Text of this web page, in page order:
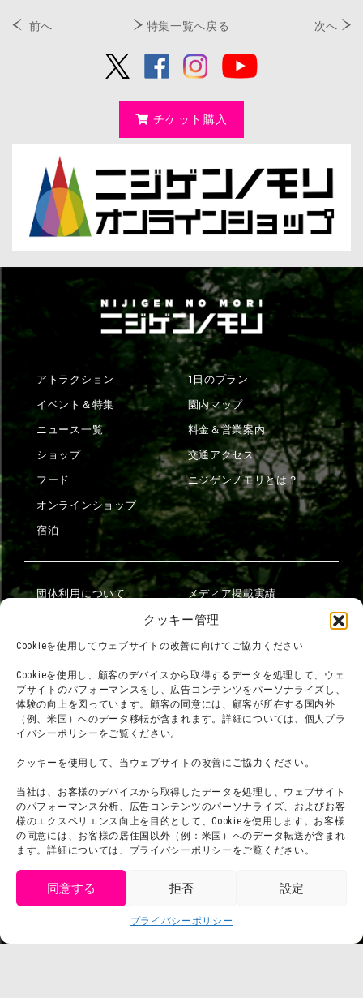
クッキー管理
Cookieを使用してウェブサイトの改善に向けてご協力ください
Cookieを使用し、顧客のデバイスから取得するデータを処理して、ウェ
ブサイトのパフォーマンスをし、広告コンテンツをパーソナライズし、
体験の向上を図っています。顧客の同意には、顧客が所在する国内外
（例、米国）へのデータ移転が含まれます。詳細については、個人プラ
イバシーポリシーをご覧ください。
クッキーを使用して、当ウェブサイトの改善にご協力ください。
当社は、お客様のデバイスから取得したデータを処理し、ウェブサイト
のパフォーマンス分析、広告コンテンツのパーソナライズ、およびお客
様のエクスペリエンス向上を目的として、Cookieを使用します。お客様
の同意には、お客様の居住国以外（例：米国）へのデータ転送が含まれ
ます。詳細については、プライバシーポリシーをご覧ください。
同意する 拒否 設定
プライバシーポリシー
前へ 特集一覧へ戻る 次へ
チケット購入
アトラクション
イベント＆特集
ニュース一覧
ショップ
フード
オンラインショップ
宿泊
1日のプラン
園内マップ
料金＆営業案内
交通アクセス
ニジゲンノモリとは？
団体利用について
チームビルディング計画
よくある質問・
利用規約
プライバシーポリシー
プレスリリース
メディア掲載実績
SNS
法令に基づく表記
会社概要
スタッフ募集